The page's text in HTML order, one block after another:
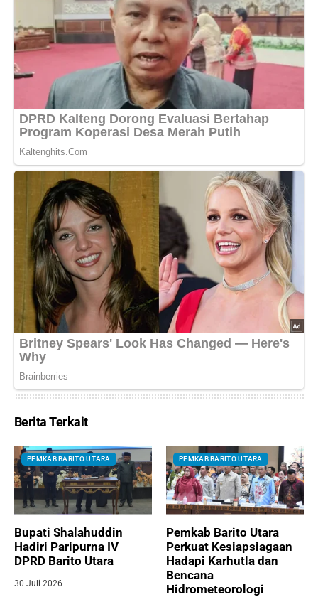
Berita Terkait
PEMKAB BARITO UTARA
Bupati Shalahuddin
Hadiri Paripurna IV
DPRD Barito Utara
30 Juli 2026
PEMKAB BARITO UTARA
Pemkab Barito Utara
Perkuat Kesiapsiagaan
Hadapi Karhutla dan
Bencana
Hidrometeorologi